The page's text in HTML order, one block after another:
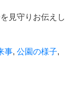
見守りお伝えし
事, 公園の様子,